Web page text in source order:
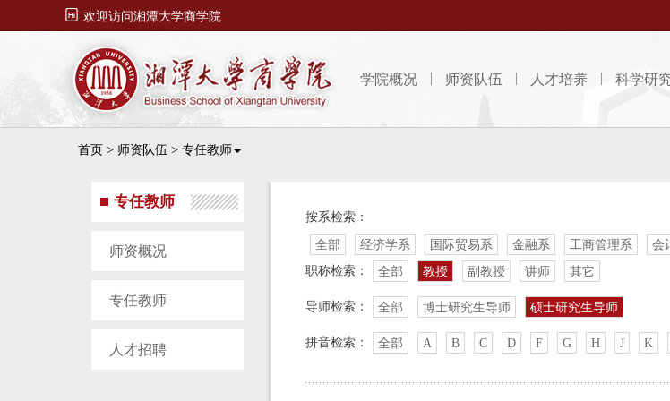
 欢迎访问湘潭大学商学院
学院概况 师资队伍 人才培养 科学研
首页 > 师资队伍 > 专任教师
专任教师
师资概况
专任教师
人才招聘
按系检索：
全部 经济学系 国际贸易系 金融系 工商管理系 会
职称检索：
全部 教授 副教授 讲师 其它
导师检索： 全部 博士研究生导师 硕士研究生导师
拼音检索： 全部 A B C D F G H J K